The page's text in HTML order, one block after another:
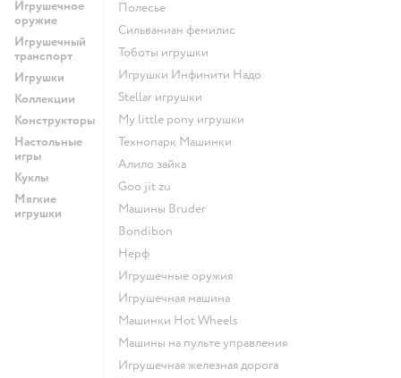
Игрушечное
оружие
Игрушечный
транспорт
Игрушки
Коллекции
Конструкторы
Настольные
игры
Куклы
Мягкие
игрушки
Полесье
Сильваниан фемилис
Тоботы игрушки
Игрушки Инфинити Надо
Stellar игрушки
my little pony игрушки
Технопарк Машинки
Алило зайка
Goo jit zu
Машины Bruder
Bondibon
Нерф
Игрушечные оружия
Игрушечная машина
Машинки Hot Wheels
Машины на пульте управления
Игрушечная железная дорога